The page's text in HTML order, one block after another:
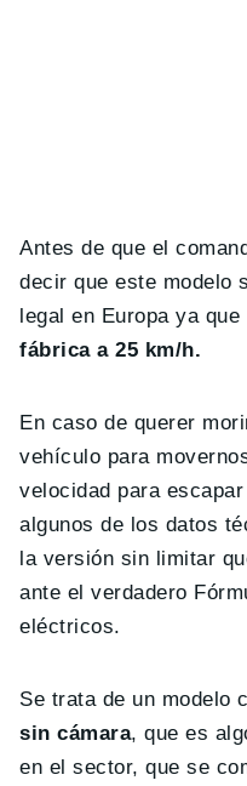
Antes de que el
decir que este modelo
legal en Europa ya que
fábrica a 25 km/h.
En caso de querer
vehículo para
velocidad para
algunos de los datos
la versión sin limitar
ante el verdadero
eléctricos.
Se trata de un modelo
sin cámara, que es
en el sector, que se